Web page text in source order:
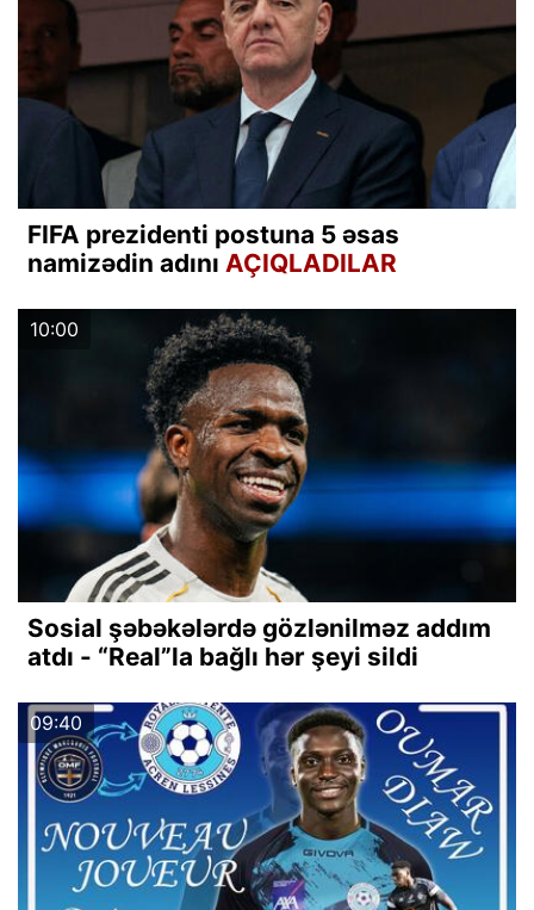
FIFA prezidenti postuna 5 əsas
namizədin adını AÇIQLADILAR
10:00
Sosial şəbəkələrdə gözlənilməz addım
atdı - “Real”la bağlı hər şeyi sildi
09:40